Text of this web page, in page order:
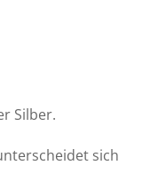
Silber.
sich